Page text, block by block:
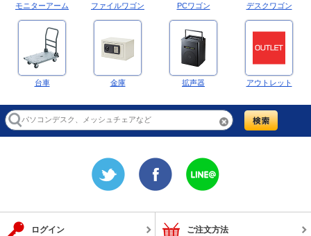
モニターアーム ファイルワゴン PCワゴン デスクワゴン
台車 金庫 拡声器 アウトレット
ログイン ご注文方法